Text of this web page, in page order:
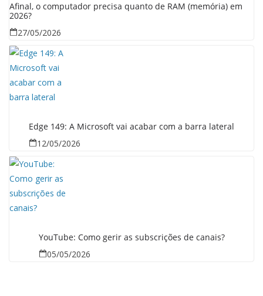
Afinal, o computador precisa quanto de RAM (memória) em
2026?
27/05/2026
Edge 149: A Microsoft vai acabar com a barra lateral
12/05/2026
YouTube: Como gerir as subscrições de canais?
05/05/2026